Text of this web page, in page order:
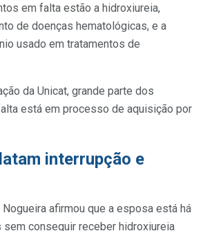
em falta estão a hidroxiureia,
de doenças hematológicas, e a
usado em tratamentos de
da Unicat, grande parte dos
está em processo de aquisição por
interrupção e
afirmou que a esposa está há
conseguir receber hidroxiureia